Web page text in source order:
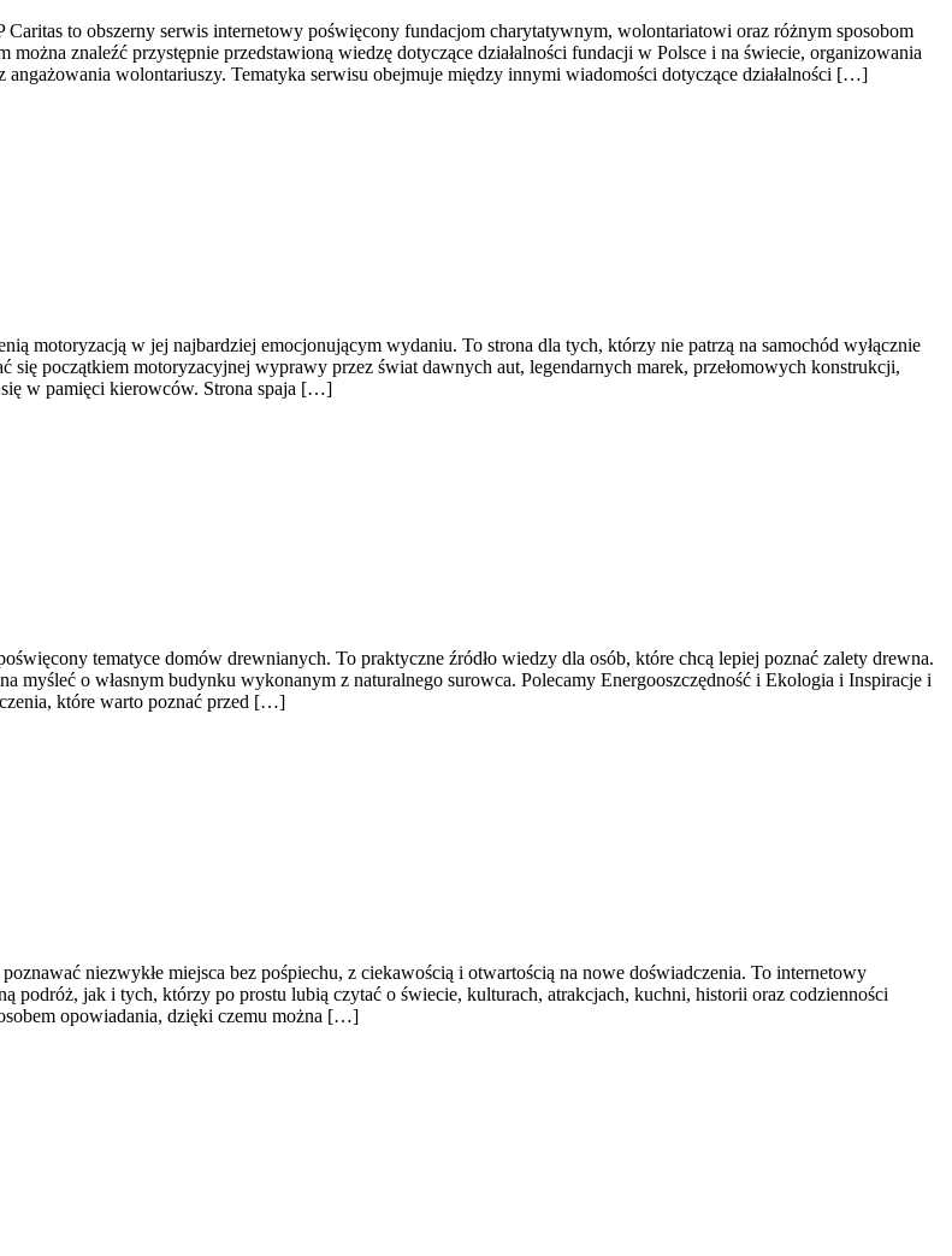
to obszerny serwis internetowy poświęcony fundacjom charytatywnym, wolontariatowi oraz różnym sposobom
znaleźć przystępnie przedstawioną wiedzę dotyczące działalności fundacji w Polsce i na świecie, organizowania
wolontariuszy. Tematyka serwisu obejmuje między innymi wiadomości dotyczące działalności […]
motoryzacją w jej najbardziej emocjonującym wydaniu. To strona dla tych, którzy nie patrzą na samochód wyłącznie
się początkiem motoryzacyjnej wyprawy przez świat dawnych aut, legendarnych marek, przełomowych konstrukcji,
się w pamięci kierowców. Strona spaja […]
tematyce domów drewnianych. To praktyczne źródło wiedzy dla osób, które chcą lepiej poznać zalety drewna.
myśleć o własnym budynku wykonanym z naturalnego surowca. Polecamy Energooszczędność i Ekologia i Inspiracje i
które warto poznać przed […]
niezwykłe miejsca bez pośpiechu, z ciekawością i otwartością na nowe doświadczenia. To internetowy
podróż, jak i tych, którzy po prostu lubią czytać o świecie, kulturach, atrakcjach, kuchni, historii oraz codzienności
opowiadania, dzięki czemu można […]